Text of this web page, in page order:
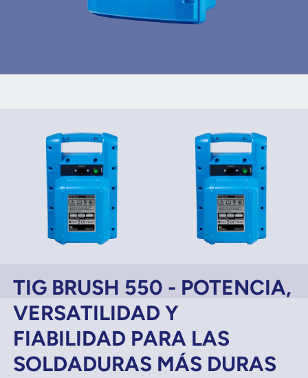
TIG BRUSH 550 - POTENCIA,
VERSATILIDAD Y
FIABILIDAD PARA LAS
SOLDADURAS MÁS DURAS